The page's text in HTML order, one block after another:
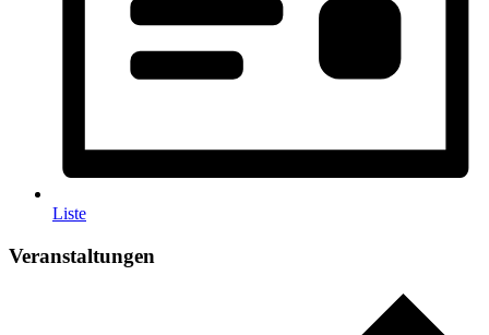
Liste
Veranstaltungen